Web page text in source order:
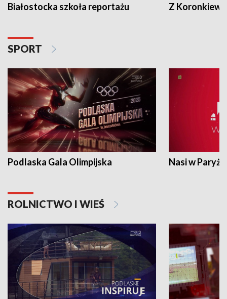
Białostocka szkoła reportażu Z
SPORT
Podlaska Gala Olimpijska Nasi w Paryżu
ROLNICTWO I WIEŚ